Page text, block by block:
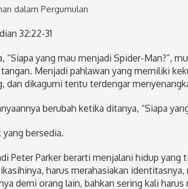
dalam Pergumulan
32:22-31
“Siapa yang mau menjadi Spider-Man?”,
Menjadi pahlawan yang memiliki
dan dikagumi tentu terdengar
berubah ketika ditanya, “Siapa
yang bersedia.
Peter Parker berarti menjalani hidup yang
harus merahasiakan
demi orang lain, bahkan sering kali